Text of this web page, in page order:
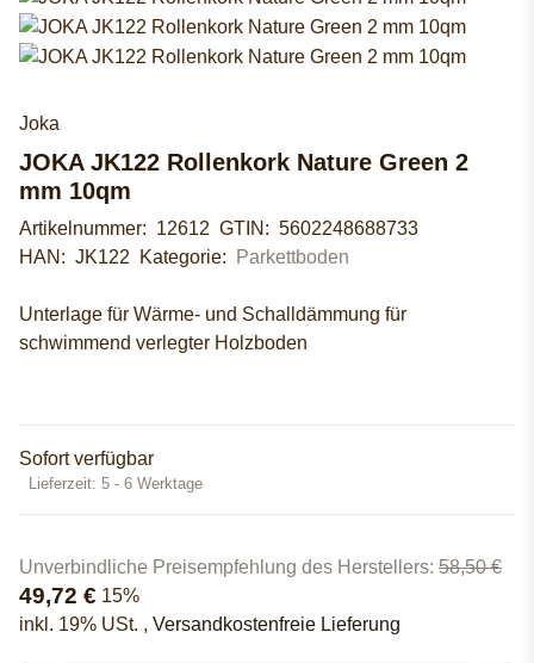
Joka
JOKA JK122 Rollenkork Nature Green 2
mm 10qm
Artikelnummer: 12612 GTIN: 5602248688733
HAN: JK122 Kategorie: Parkettboden
Unterlage für Wärme- und Schalldämmung für
schwimmend verlegter Holzboden
Sofort verfügbar
Lieferzeit: 5 - 6 Werktage
Unverbindliche Preisempfehlung des Herstellers: 58,50 €
49,72 € 15%
inkl. 19% USt. , Versandkostenfreie Lieferung